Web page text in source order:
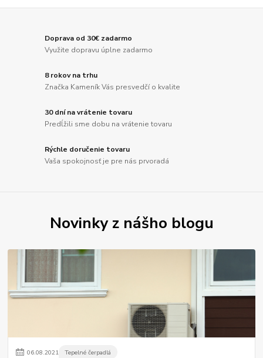
Doprava od 30€ zadarmo
Využite dopravu úplne zadarmo
8 rokov na trhu
Značka Kameník Vás presvedčí o kvalite
30 dní na vrátenie tovaru
Predĺžili sme dobu na vrátenie tovaru
Rýchle doručenie tovaru
Vaša spokojnosť je pre nás prvoradá
Novinky z nášho blogu
06.08.2021 Tepelné čerpadlá